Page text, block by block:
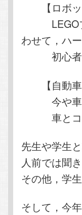
【ロボッ
LEGOブ
わせて，ハ
初心者で
【自動車
今や車は
車とコン
先生や学生
人前では聞
その他，学
そして，今